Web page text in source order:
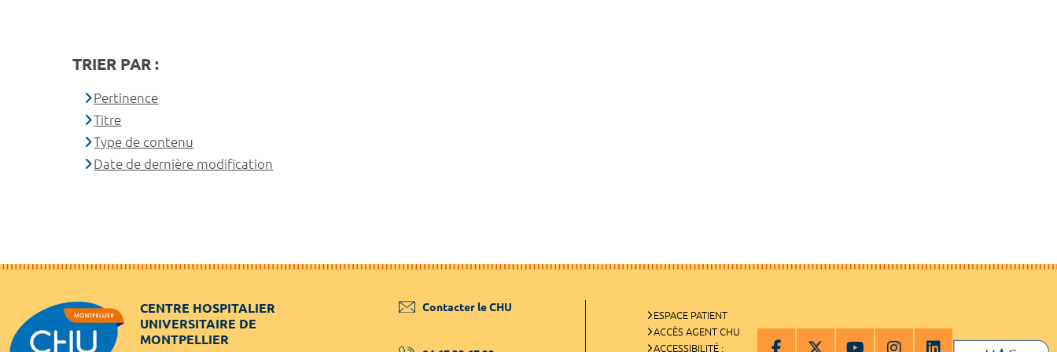
TRIER PAR :
Pertinence
Titre
Type de contenu
Date de dernière modification
CENTRE HOSPITALIER
UNIVERSITAIRE DE
MONTPELLIER
Contacter le CHU
ESPACE PATIENT
ACCÈS AGENT CHU
ACCESSIBILITÉ :